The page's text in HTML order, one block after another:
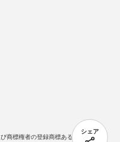
シェア
商標権者の登録商標あるいは商標で